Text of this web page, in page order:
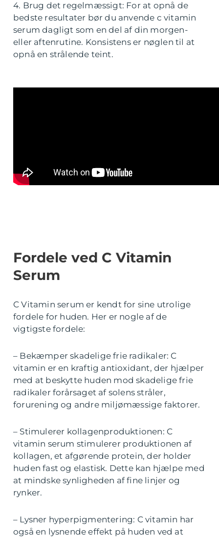
4. Brug det regelmæssigt: For at opnå de
bedste resultater bør du anvende c vitamin
serum dagligt som en del af din morgen-
eller aftenrutine. Konsistens er nøglen til at
opnå en strålende teint.
Fordele ved C Vitamin
Serum
C Vitamin serum er kendt for sine utrolige
fordele for huden. Her er nogle af de
vigtigste fordele:
– Bekæmper skadelige frie radikaler: C
vitamin er en kraftig antioxidant, der hjælper
med at beskytte huden mod skadelige frie
radikaler forårsaget af solens stråler,
forurening og andre miljømæssige faktorer.
– Stimulerer kollagenproduktionen: C
vitamin serum stimulerer produktionen af
kollagen, et afgørende protein, der holder
huden fast og elastisk. Dette kan hjælpe med
at mindske synligheden af fine linjer og
rynker.
– Lysner hyperpigmentering: C vitamin har
også en lysnende effekt på huden ved at